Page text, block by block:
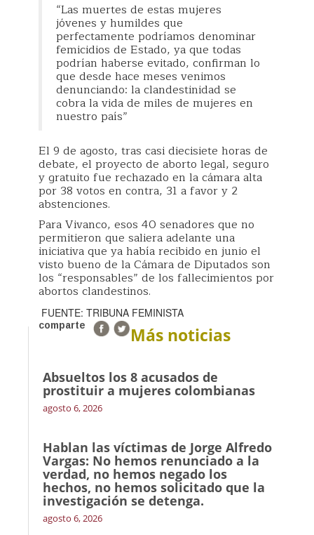
“Las muertes de estas mujeres
jóvenes y humildes que
perfectamente podríamos denominar
femicidios de Estado, ya que todas
podrían haberse evitado, confirman lo
que desde hace meses venimos
denunciando: la clandestinidad se
cobra la vida de miles de mujeres en
nuestro país”
El 9 de agosto, tras casi diecisiete horas de
debate, el proyecto de aborto legal, seguro
y gratuito fue rechazado en la cámara alta
por 38 votos en contra, 31 a favor y 2
abstenciones.
Para Vivanco, esos 40 senadores que no
permitieron que saliera adelante una
iniciativa que ya había recibido en junio el
visto bueno de la Cámara de Diputados son
los “responsables” de los fallecimientos por
abortos clandestinos.
FUENTE: TRIBUNA FEMINISTA
comparte Más noticias
Absueltos los 8 acusados de
prostituir a mujeres colombianas
agosto 6, 2026
Hablan las víctimas de Jorge Alfredo
Vargas: No hemos renunciado a la
verdad, no hemos negado los
hechos, no hemos solicitado que la
investigación se detenga.
agosto 6, 2026